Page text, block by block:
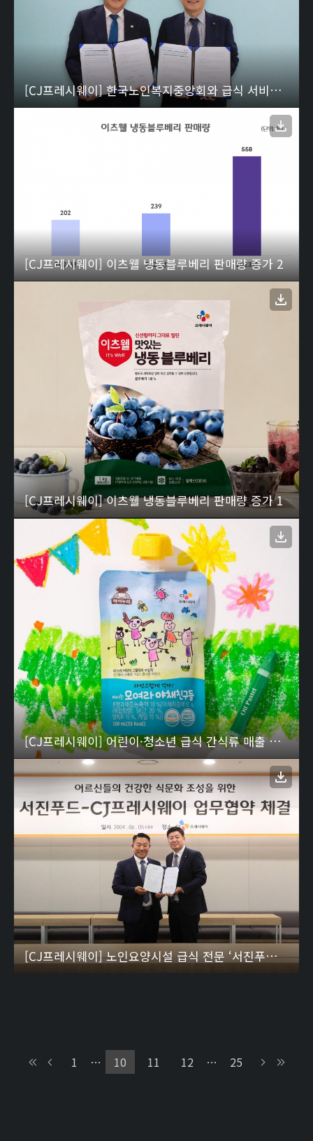
[CJ프레시웨이] 한국노인복지중앙회와 급식 서비스 경쟁력 강화 나선다
[CJ프레시웨이] 이츠웰 냉동블루베리 판매량 증가 2
[CJ프레시웨이] 이츠웰 냉동블루베리 판매량 증가 1
[CJ프레시웨이] 어린이·청소년 급식 간식류 매출 연평균 31%↑
[CJ프레시웨이] 노인요양시설 급식 전문 ‘서진푸드’와 업무협약 체결
1 … 10 11 12 … 25